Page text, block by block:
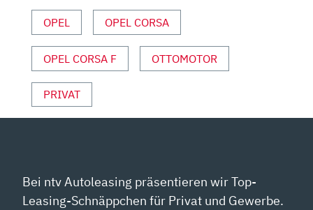
|
AUTO
UND
SPORT“
VON
YOUTUBE
OPEL OPEL CORSA
OPEL CORSA F OTTOMOTOR
PRIVAT
Bei ntv Autoleasing präsentieren wir Top-
Leasing-Schnäppchen für Privat und Gewerbe.